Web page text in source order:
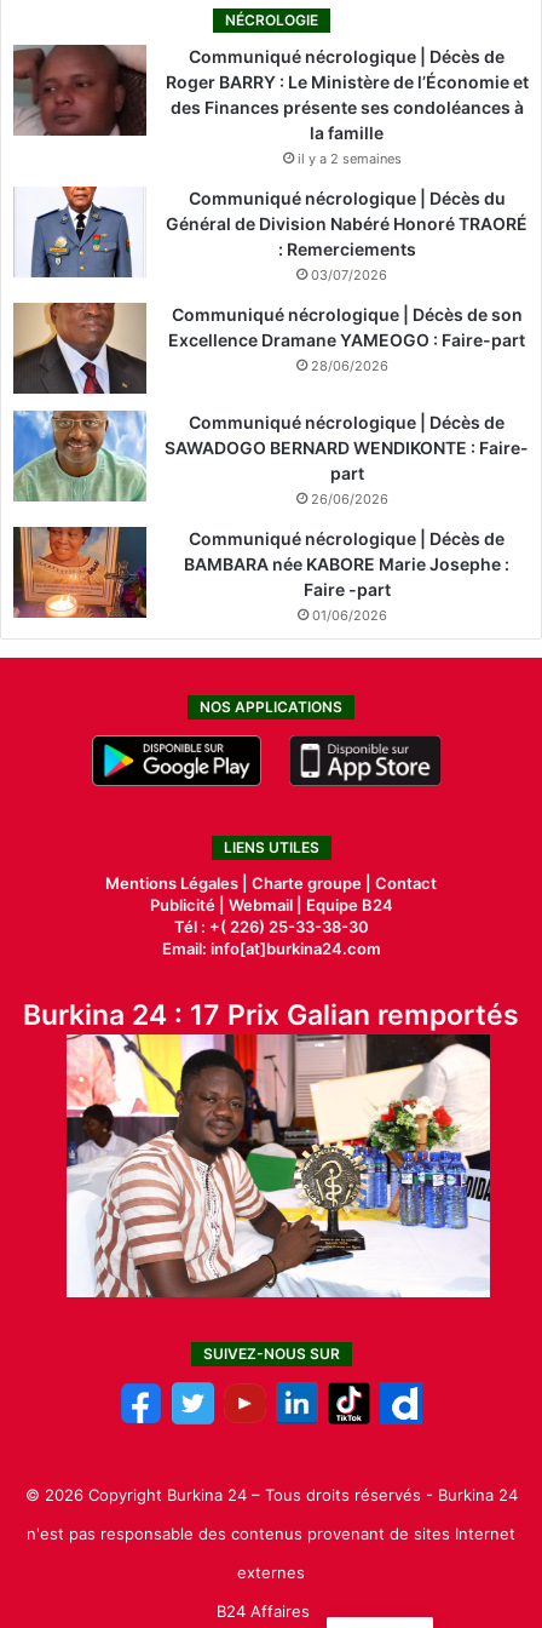
NÉCROLOGIE
Communiqué nécrologique | Décès de
Roger BARRY : Le Ministère de l’Économie et
des Finances présente ses condoléances à
la famille
il y a 2 semaines
Communiqué nécrologique | Décès du
Général de Division Nabéré Honoré TRAORÉ
: Remerciements
03/07/2026
Communiqué nécrologique | Décès de son
Excellence Dramane YAMEOGO : Faire-part
28/06/2026
Communiqué nécrologique | Décès de
SAWADOGO BERNARD WENDIKONTE : Faire-
part
26/06/2026
Communiqué nécrologique | Décès de
BAMBARA née KABORE Marie Josephe :
Faire -part
01/06/2026
NOS APPLICATIONS
LIENS UTILES
Mentions Légales | Charte groupe | Contact
Publicité| Webmail |
Equipe B24
Tél : +( 226) 25-33-38-30
Email: info[at]burkina24.com
Burkina 24 : 17 Prix Galian remportés
SUIVEZ-NOUS SUR
© 2026 Copyright Burkina 24 – Tous droits réservés - Burkina 24
n'est pas responsable des contenus provenant de sites Internet
externes
B24 Affaires